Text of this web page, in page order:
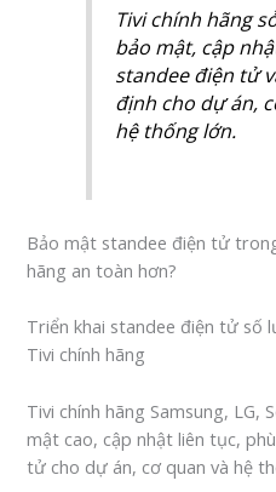
Tivi chính hãng
bảo mật, cập
standee điện tử
định cho dự án,
hệ thống lớn.
Bảo mật standee điện tử
hãng an toàn hơn?
Triển khai standee điện tử số
Tivi chính hãng
Tivi chính hãng Samsung, LG,
mật cao, cập nhật liên tục,
tử cho dự án, cơ quan và hệ